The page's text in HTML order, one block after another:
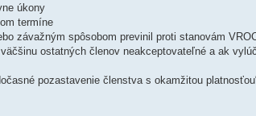
úkony
termíne
závažným spôsobom previnil proti stanovám
ostatných členov neakceptovateľné a ak
pozastavenie členstva s okamžitou